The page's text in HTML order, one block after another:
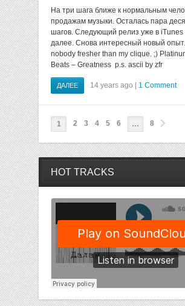
На три шага ближе к нормальным
продажам музыки. Осталась пара
шагов. Следующий релиз уже в iTunes
далее. Снова интересный новый опыт.
nobody fresher than my clique. ;)
Beats – Greatness p.s. ascii by zfr
ДАЛЕЕ 14 years ago | 1 Comment
1 2 3 4 5 6 … 8
HOT TRACKS